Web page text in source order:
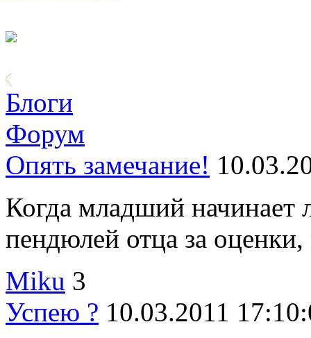
Блоги
Форум
Опять замечание!
Когда младший начинает
пендюлей отца за
Miku 3
Успею ? 10.03.2011